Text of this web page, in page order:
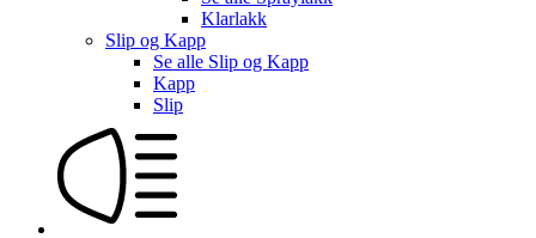
Klarlakk
Slip og Kapp
Se alle Slip og Kapp
Kapp
Slip